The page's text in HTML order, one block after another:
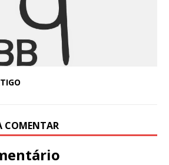
COMENTAR